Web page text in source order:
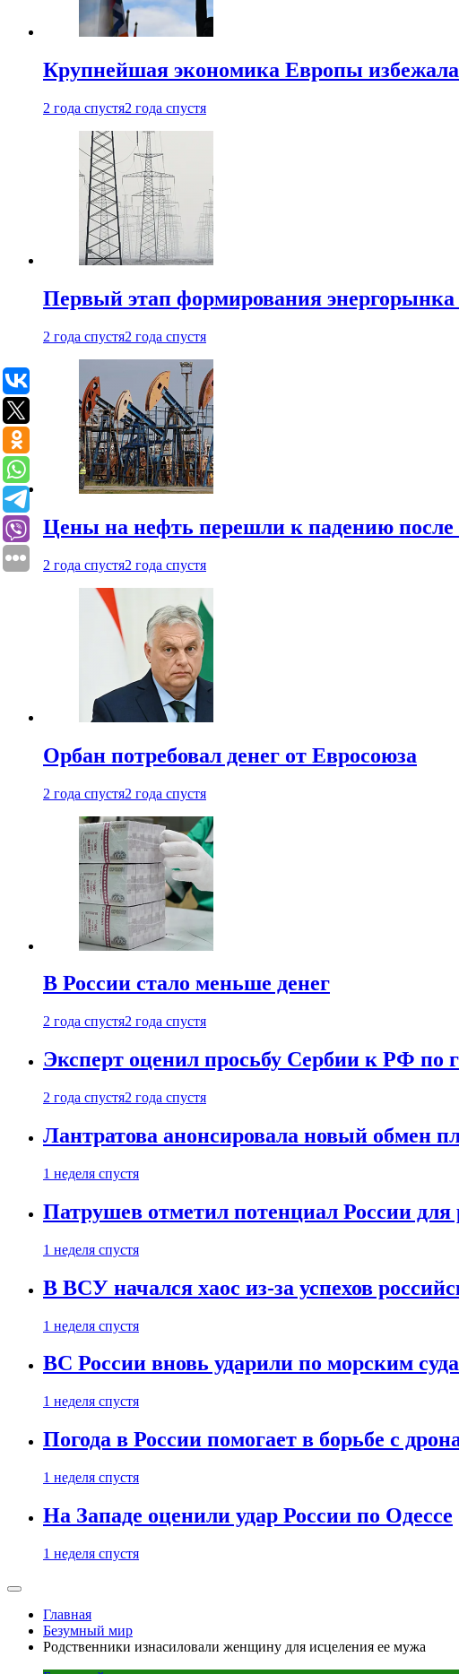
Крупнейшая экономика Европы избежала
2 года спустя2 года спустя
Первый этап формирования энергорынка
2 года спустя2 года спустя
Цены на нефть перешли к падению
2 года спустя2 года спустя
Орбан потребовал денег от Евросоюза
2 года спустя2 года спустя
В России стало меньше денег
2 года спустя2 года спустя
Эксперт оценил просьбу Сербии к РФ по
2 года спустя2 года спустя
Лантратова анонсировала новый обмен
1 неделя спустя
Патрушев отметил потенциал России
1 неделя спустя
В ВСУ начался хаос из-за успехов
1 неделя спустя
ВС России вновь ударили по морским
1 неделя спустя
Погода в России помогает в борьбе с
1 неделя спустя
На Западе оценили удар России по Одессе
1 неделя спустя
Главная
Безумный мир
Родственники изнасиловали женщину для исцеления ее мужа